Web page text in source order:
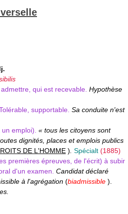
qui est recevable. Hypothèse
supportable. Sa conduite n'est
emploi). « tous les citoyens sont
dignités, places et emplois publics
DE L'HOMME ) Spécialt (1885)
premières épreuves, de l'écrit) à subir
d'un examen. Candidat déclaré
à l'agrégation (biadmissible ).